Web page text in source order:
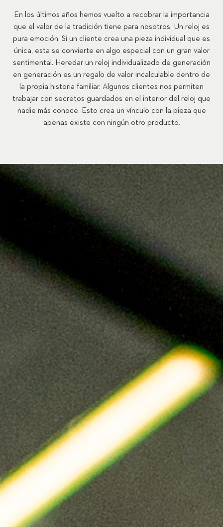
En los últimos años hemos vuelto a recobrar la importancia
que el valor de la tradición tiene para nosotros. Un reloj es
pura emoción. Si un cliente crea una pieza individual que es
única, esta se convierte en algo especial con un gran valor
sentimental. Heredar un reloj individualizado de generación
en generación es un regalo de valor incalculable dentro de
la propia historia familiar. Algunos clientes nos permiten
trabajar con secretos guardados en el interior del reloj que
nadie más conoce. Esto crea un vínculo con la pieza que
apenas existe con ningún otro producto.